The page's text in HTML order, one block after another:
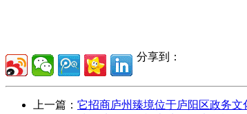
分享到：
上一篇： 它招商庐州臻境位于庐阳区政务文